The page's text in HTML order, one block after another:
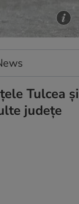
Tulcea și
județe